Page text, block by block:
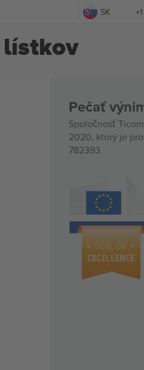
SK +1
lístkov
Pečať
Spoločnosť
2020, ktorý je
782393.